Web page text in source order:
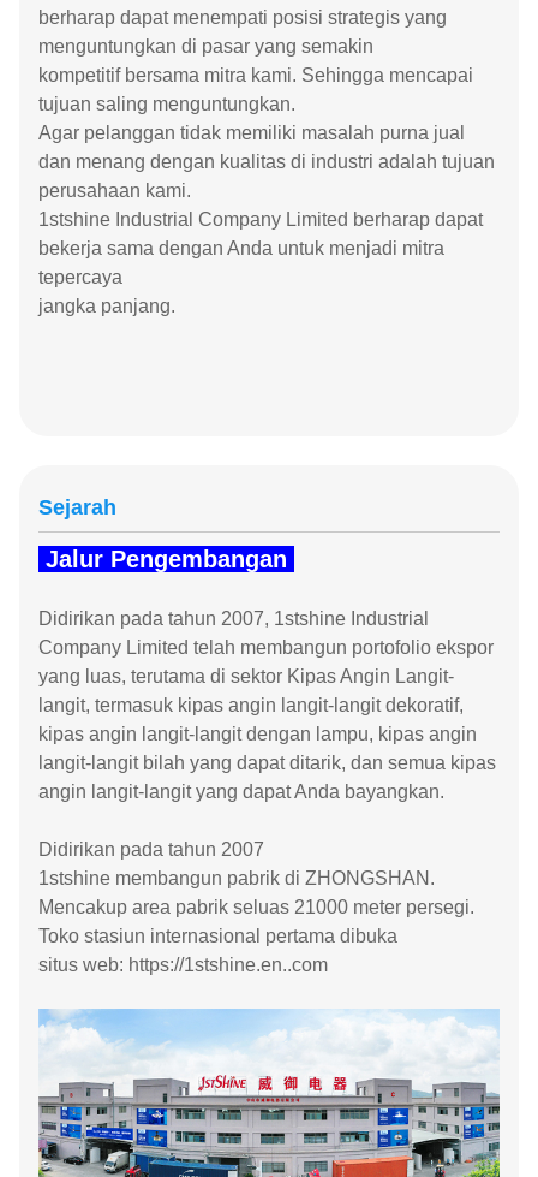
berharap dapat menempati posisi strategis yang
menguntungkan di pasar yang semakin
kompetitif bersama mitra kami. Sehingga mencapai
tujuan saling menguntungkan.
Agar pelanggan tidak memiliki masalah purna jual
dan menang dengan kualitas di industri adalah tujuan
perusahaan kami.
1stshine Industrial Company Limited berharap dapat
bekerja sama dengan Anda untuk menjadi mitra
tepercaya
jangka panjang.
Sejarah
Jalur Pengembangan
Didirikan pada tahun 2007, 1stshine Industrial
Company Limited telah membangun portofolio ekspor
yang luas, terutama di sektor Kipas Angin Langit-
langit, termasuk kipas angin langit-langit dekoratif,
kipas angin langit-langit dengan lampu, kipas angin
langit-langit bilah yang dapat ditarik, dan semua kipas
angin langit-langit yang dapat Anda bayangkan.
Didirikan pada tahun 2007
1stshine membangun pabrik di ZHONGSHAN.
Mencakup area pabrik seluas 21000 meter persegi.
Toko stasiun internasional pertama dibuka
situs web: https://1stshine.en..com